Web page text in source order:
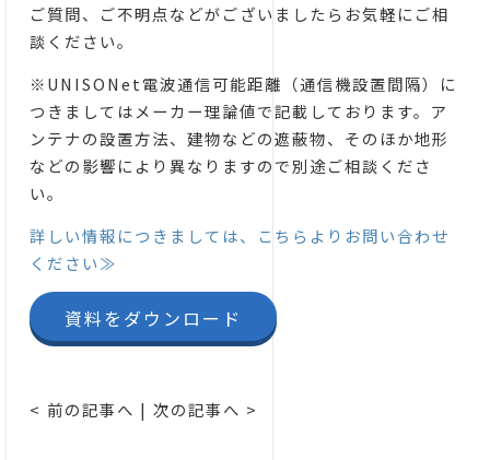
ご質問、ご不明点などがございましたらお気軽にご相
談ください。
※UNISONet電波通信可能距離（通信機設置間隔）に
つきましてはメーカー理論値で記載しております。ア
ンテナの設置方法、建物などの遮蔽物、そのほか地形
などの影響により異なりますので別途ご相談くださ
い。
詳しい情報につきましては、こちらよりお問い合わせ
ください≫
資料をダウンロード
< 前の記事へ |次の記事へ >